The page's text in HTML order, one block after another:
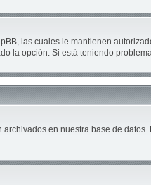
las cuales le mantienen
la opción. Si está teniendo
en nuestra base de